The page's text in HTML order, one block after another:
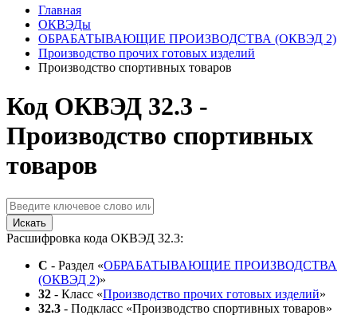
Главная
ОКВЭДы
ОБРАБАТЫВАЮЩИЕ ПРОИЗВОДСТВА (ОКВЭД 2)
Производство прочих готовых изделий
Производство спортивных товаров
Код ОКВЭД 32.3 -
Производство спортивных
товаров
Искать
Расшифровка кода ОКВЭД 32.3:
C - Раздел «ОБРАБАТЫВАЮЩИЕ ПРОИЗВОДСТВА
(ОКВЭД 2)»
32 - Класс «Производство прочих готовых изделий»
32.3 - Подкласс «Производство спортивных товаров»